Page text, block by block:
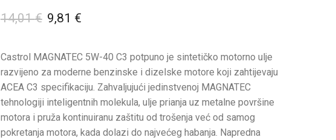
14,01€ 9,81 €
Castrol MAGNATEC 5W-40 C3 potpuno je sintetičko motorno ulje
razvijeno za moderne benzinske i dizelske motore koji zahtijevaju
ACEA C3 specifikaciju. Zahvaljujući jedinstvenoj MAGNATEC
tehnologiji inteligentnih molekula, ulje prianja uz metalne površine
motora i pruža kontinuiranu zaštitu od trošenja već od samog
pokretanja motora, kada dolazi do najvećeg habanja. Napredna